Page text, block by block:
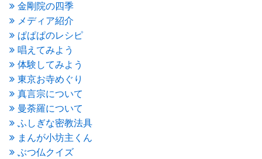
2015年12月(6)
2015年11月(4)
2015年10月
(4)
2015年9月
(3)
2015年8月(4)
2015年7月(4)
2015年6月(3)
2015年5月(1)
2015年4月(1)
(3)
2015年2月(3)
2015年1月(1)
2014年12月 (2)
金剛院の四季
メディア紹介
ぱぱぱのレシピ
唱えてみよう
体験してみよう
東京お寺めぐり
真言宗について
曼荼羅について
ふしぎな密教法具
まんが小坊主くん
ぶつ仏クイズ